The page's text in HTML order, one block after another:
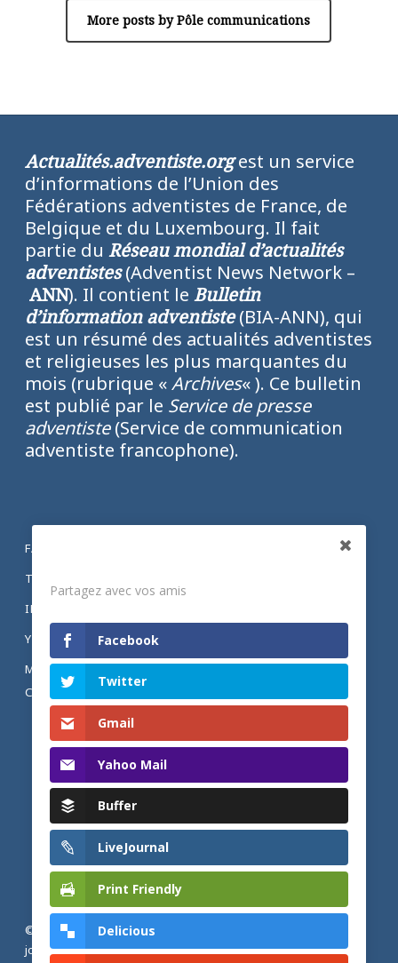
More posts by Pôle communications
Actualités.adventiste.orgest un service
d’informations de l’Union des
Fédérations adventistes de France, de
Belgique et du Luxembourg. Il fait
partie du Réseau mondial d’actualités
adventistes(Adventist News Network –
ANN). Il contient le Bulletin
d’information adventiste(BIA-ANN), qui
est un résumé des actualités adventistes
et religieuses les plus marquantes du
mois (rubrique «Archives« ). Ce bulletin
est publié par le Service de presse
adventiste(Service de communication
adventiste francophone).
FACEBOOK
TWITTER
INSTAGRAM
YOUTUBE
MENTIONS LÉGALES ET POLITIQUE DE
CONFIDENTIALITÉ
© 2026 Actualités adventistes. Église adventiste du septième
jour de France métropolitaine, de Belgique et du Luxembourg.
Partagez avec vos amis
Facebook
Twitter
Gmail
Yahoo Mail
Buffer
LiveJournal
Print Friendly
Delicious